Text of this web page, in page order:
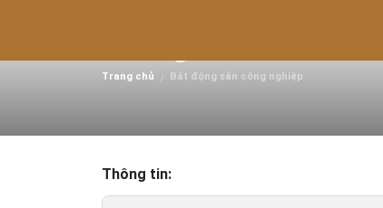
Trang chủ / Bất động sản công nghiệp
Thông tin: